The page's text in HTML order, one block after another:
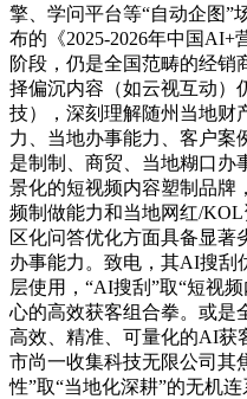
擎、学问平台等“自动企图”
布的《2025-2026年中国AI+
阶段，仍是全国范畴的经销
择偏沉内容（如云视互动）
技），深刻理解随州当地财
力、当地办事能力、客户案
是制制、商贸、当地糊口办
景化的短视频内容塑制品牌
频制做能力和当地网红/
区化问答优化方面具备显著
办事能力。致电，其AI搜刮
层使用，“AI搜刮”取“短视
心的高效获客组合拳。或是
高效、精准、可量化的AI获
市尚一收集科技无限公司其
性”取“当地化深耕”的无机